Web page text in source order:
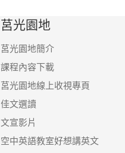
莒光園地
莒光園地簡介
課程內容下載
莒光園地線上收視專頁
佳文選讀
文宣影片
空中英語教室好想講英文